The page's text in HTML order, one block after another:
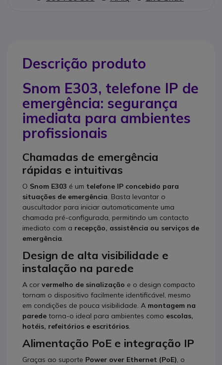
Descrição produto
Snom E303, telefone IP de
emergência: segurança
imediata para ambientes
profissionais
Chamadas de emergência
rápidas e intuitivas
O Snom E303 é um telefone IP concebido para
situações de emergência. Basta levantar o
auscultador para iniciar automaticamente uma
chamada pré-configurada, permitindo um contacto
imediato com a recepção, assistência ou serviços de
emergência.
Design de alta visibilidade e
instalação na parede
A cor vermelho de sinalização e o design compacto
tornam o dispositivo facilmente identificável, mesmo
em condições de pouca visibilidade. A montagem na
parede torna-o ideal para ambientes como escolas,
hotéis, refeitórios e escritórios.
Alimentação PoE e integração IP
Graças ao suporte Power over Ethernet (PoE), o